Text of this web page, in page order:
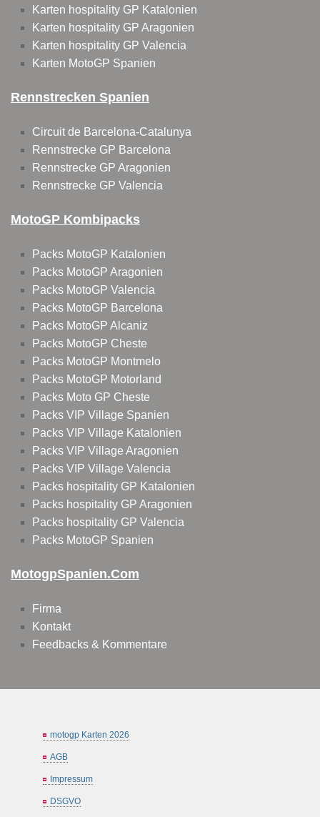
Karten hospitality GP Katalonien
Karten hospitality GP Aragonien
Karten hospitality GP Valencia
Karten MotoGP Spanien
Rennstrecken Spanien
Circuit de Barcelona-Catalunya
Rennstrecke GP Barcelona
Rennstrecke GP Aragonien
Rennstrecke GP Valencia
MotoGP Kombipacks
Packs MotoGP Katalonien
Packs MotoGP Aragonien
Packs MotoGP Valencia
Packs MotoGP Barcelona
Packs MotoGP Alcaniz
Packs MotoGP Cheste
Packs MotoGP Montmelo
Packs MotoGP Motorland
Packs Moto GP Cheste
Packs VIP Village Spanien
Packs VIP Village Katalonien
Packs VIP Village Aragonien
Packs VIP Village Valencia
Packs hospitality GP Katalonien
Packs hospitality GP Aragonien
Packs hospitality GP Valencia
Packs MotoGP Spanien
MotogpSpanien.com
Firma
Kontakt
Feedbacks & Kommentare
motogp Karten 2026
AGB
Impressum
DSGVO